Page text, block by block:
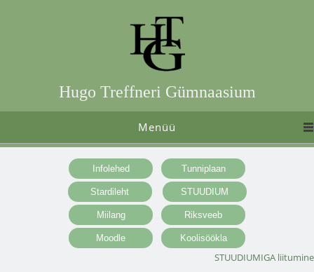
Hugo Treffneri Gümnaasium
Menüü
STUUDIUMIGA liitumine